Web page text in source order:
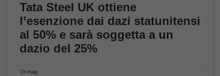
Tata Steel UK ottiene
l’esenzione dai dazi statunitensi
al 50% e sarà soggetta a un
dazio del 25%
19 mag